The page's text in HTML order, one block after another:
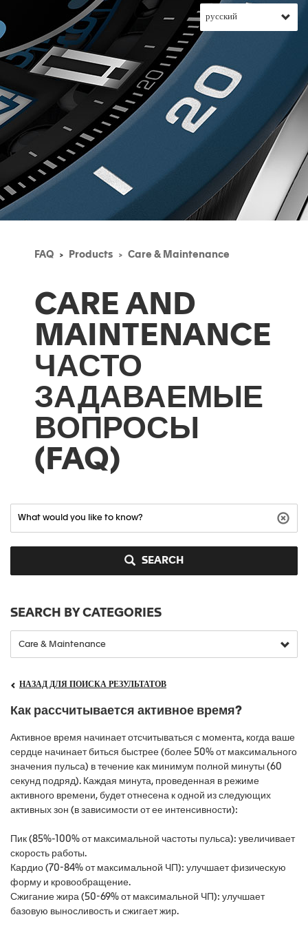
FAQ Products Care & Maintenance
CARE AND
MAINTENANCE
ЧАСТО
ЗАДАВАЕМЫЕ
ВОПРОСЫ
(FAQ)
SEARCH
SEARCH BY CATEGORIES
НАЗАД ДЛЯ ПОИСКА РЕЗУЛЬТАТОВ
Как рассчитывается активное время?
Активное время начинает отсчитываться с момента, когда ваше
сердце начинает биться быстрее (более 50% от максимального
значения пульса) в течение как минимум полной минуты (60
секунд подряд). Каждая минута, проведенная в режиме
активного времени, будет отнесена к одной из следующих
активных зон (в зависимости от ее интенсивности):
Пик (85%-100% от максимальной частоты пульса): увеличивает
скорость работы.
Кардио (70-84% от максимальной ЧП): улучшает физическую
форму и кровообращение.
Сжигание жира (50-69% от максимальной ЧП): улучшает
базовую выносливость и сжигает жир.